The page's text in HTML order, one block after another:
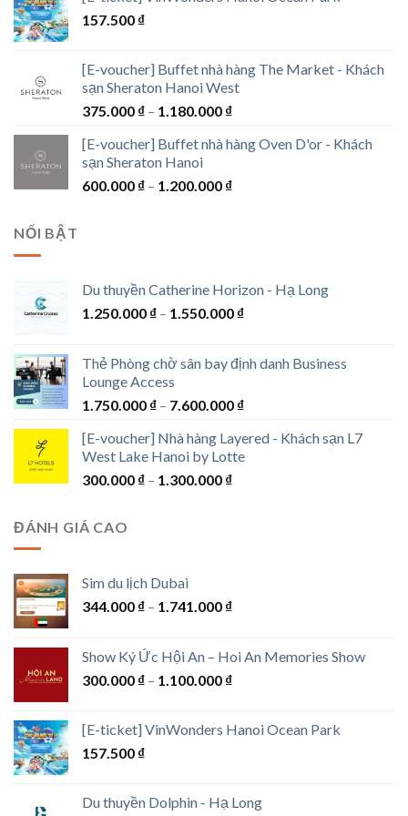
157.500 ₫
[E-voucher] Buffet nhà hàng The Market - Khách
sạn Sheraton Hanoi West
375.000 ₫ – 1.180.000 ₫Khoảng
từ
đến
[E-voucher] Buffet nhà hàng Oven D'or - Khách
sạn Sheraton Hanoi
600.000 ₫ – 1.200.000 ₫Khoảng
NỔI BẬT
Du thuyền Catherine Horizon - Hạ Long
1.250.000 ₫ – 1.550.000 ₫Khoảng
1.250.000 ₫
1.550.000 ₫
Thẻ Phòng chờ sân bay định danh Business
Lounge Access
1.750.000 ₫ – 7.600.000 ₫Khoảng
từ
1.750.000 ₫
[E-voucher] Nhà hàng Layered - Khách sạn L7
West Lake Hanoi by Lotte
300.000 ₫ – 1.300.000 ₫Khoảng
ĐÁNH GIÁ CAO
Sim du lịch Dubai
344.000 ₫ – 1.741.000 ₫Khoảng
344.000 ₫
đến
Show Ký Ức Hội An – Hoi An Memories Show
300.000 ₫ – 1.100.000 ₫Khoảng
300.000 ₫
[E-ticket] VinWonders Hanoi Ocean Park
157.500 ₫
Du thuyền Dolphin - Hạ Long